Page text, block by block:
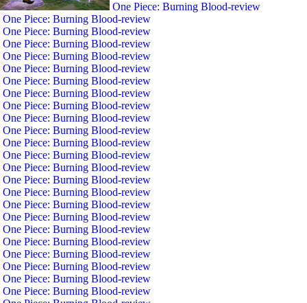
One Piece: Burning Blood-review
One Piece: Burning Blood-review
One Piece: Burning Blood-review
One Piece: Burning Blood-review
One Piece: Burning Blood-review
One Piece: Burning Blood-review
One Piece: Burning Blood-review
One Piece: Burning Blood-review
One Piece: Burning Blood-review
One Piece: Burning Blood-review
One Piece: Burning Blood-review
One Piece: Burning Blood-review
One Piece: Burning Blood-review
One Piece: Burning Blood-review
One Piece: Burning Blood-review
One Piece: Burning Blood-review
One Piece: Burning Blood-review
One Piece: Burning Blood-review
One Piece: Burning Blood-review
One Piece: Burning Blood-review
One Piece: Burning Blood-review
One Piece: Burning Blood-review
One Piece: Burning Blood-review
One Piece: Burning Blood-review